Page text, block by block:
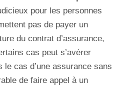
pour les personnes
pas de payer un
du contrat d’assurance,
cas peut s’avérer
le cas d’une assurance sans
de faire appel à un